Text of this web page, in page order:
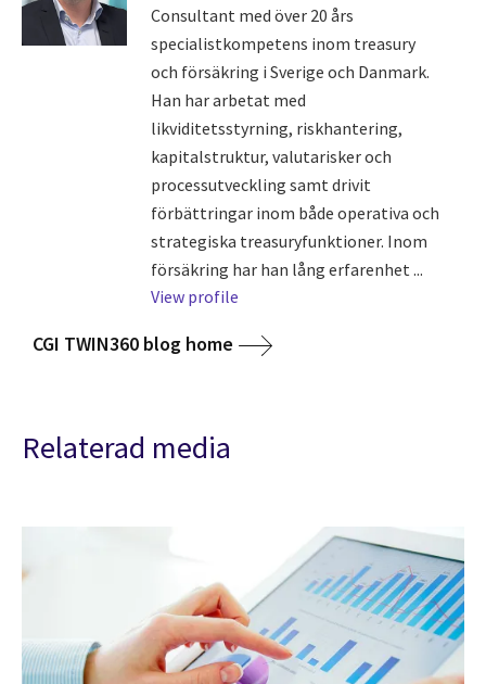
Consultant med över 20 års
specialistkompetens inom treasury
och försäkring i Sverige och Danmark.
Han har arbetat med
likviditetsstyrning, riskhantering,
kapitalstruktur, valutarisker och
processutveckling samt drivit
förbättringar inom både operativa och
strategiska treasuryfunktioner. Inom
försäkring har han lång erfarenhet ...
View profile
CGI TWIN360 blog home
Relaterad media